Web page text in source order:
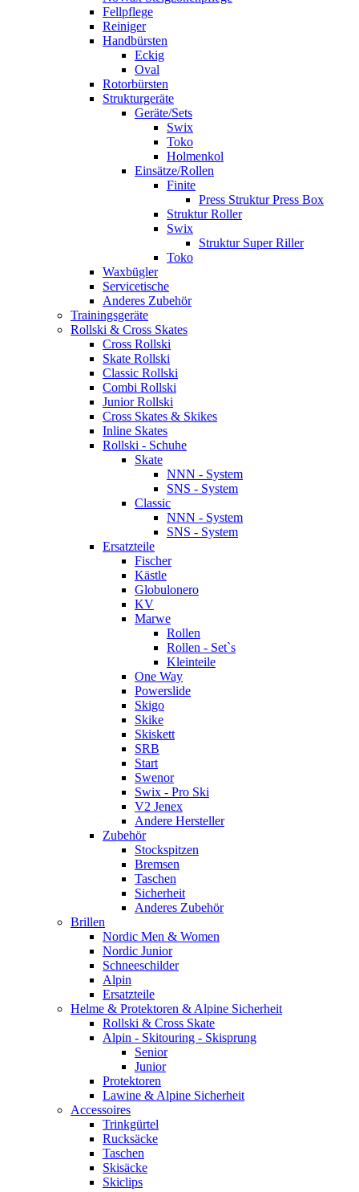
Fellpflege
Reiniger
Handbürsten
Eckig
Oval
Rotorbürsten
Strukturgeräte
Geräte/Sets
Swix
Toko
Holmenkol
Einsätze/Rollen
Finite
Press Struktur Press Box
Struktur Roller
Swix
Struktur Super Riller
Toko
Waxbügler
Servicetische
Anderes Zubehör
Trainingsgeräte
Rollski & Cross Skates
Cross Rollski
Skate Rollski
Classic Rollski
Combi Rollski
Junior Rollski
Cross Skates & Skikes
Inline Skates
Rollski - Schuhe
Skate
NNN - System
SNS - System
Classic
NNN - System
SNS - System
Ersatzteile
Fischer
Kästle
Globulonero
KV
Marwe
Rollen
Rollen - Set`s
Kleinteile
One Way
Powerslide
Skigo
Skike
Skiskett
SRB
Start
Swenor
Swix - Pro Ski
V2 Jenex
Andere Hersteller
Zubehör
Stockspitzen
Bremsen
Taschen
Sicherheit
Anderes Zubehör
Brillen
Nordic Men & Women
Nordic Junior
Schneeschilder
Alpin
Ersatzteile
Helme & Protektoren & Alpine Sicherheit
Rollski & Cross Skate
Alpin - Skitouring - Skisprung
Senior
Junior
Protektoren
Lawine & Alpine Sicherheit
Accessoires
Trinkgürtel
Rucksäcke
Taschen
Skisäcke
Skiclips